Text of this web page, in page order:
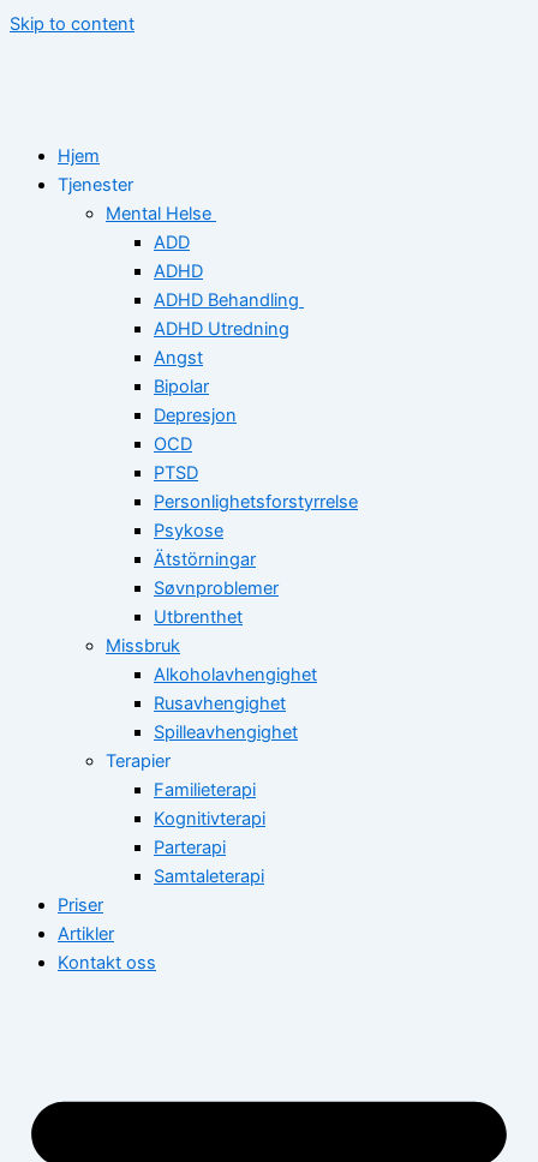
Skip to content
Hjem
Tjenester
Mental Helse
ADD
ADHD
ADHD Behandling
ADHD Utredning
Angst
Bipolar
Depresjon
OCD
PTSD
Personlighetsforstyrrelse
Psykose
Ätstörningar
Søvnproblemer
Utbrenthet
Missbruk
Alkoholavhengighet
Rusavhengighet
Spilleavhengighet
Terapier
Familieterapi
Kognitivterapi
Parterapi
Samtaleterapi
Priser
Artikler
Kontakt oss